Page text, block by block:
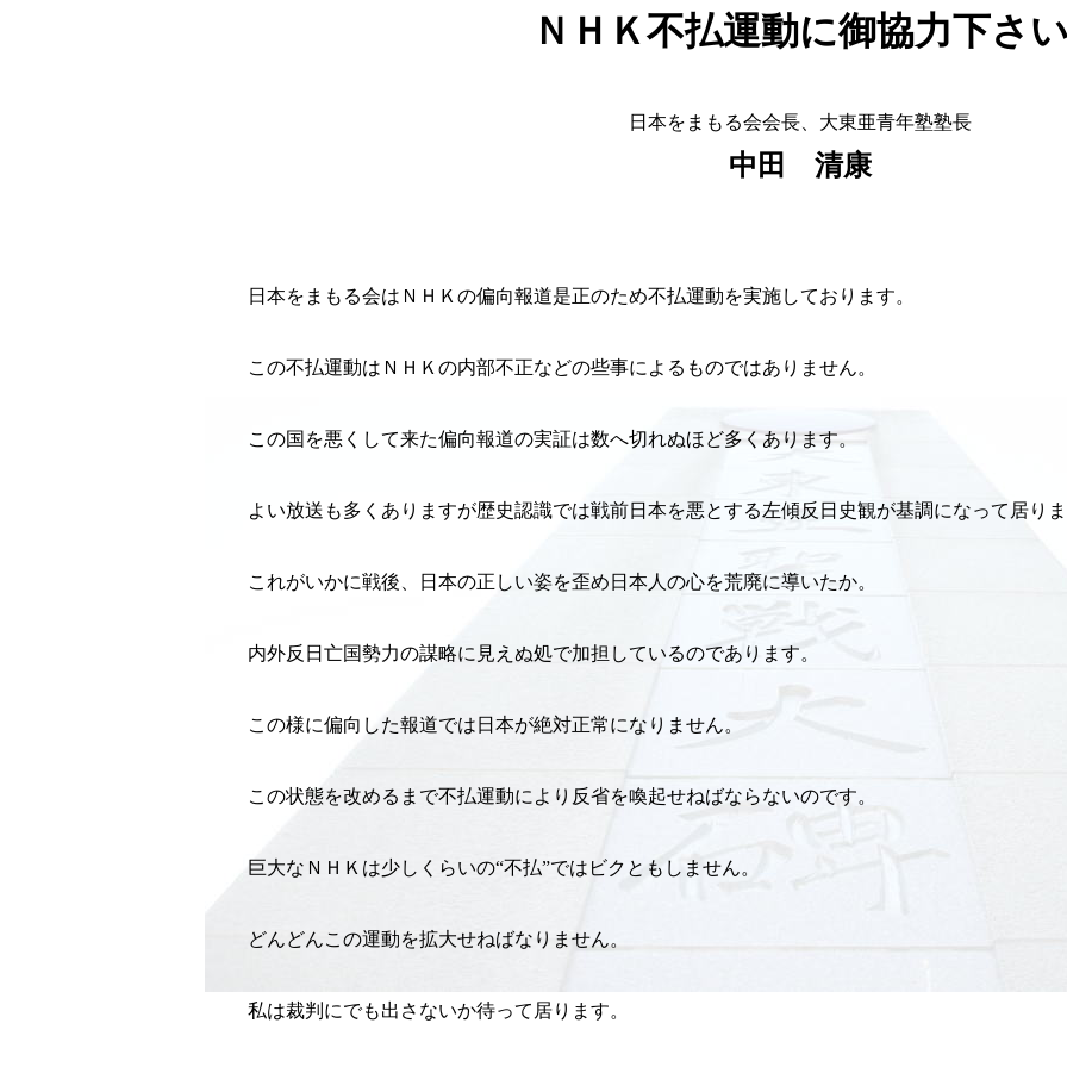
ＮＨＫ不払運動に御協力下さ
日本をまもる会会長、大東亜青年塾塾長
中田 清康
日本をまもる会はＮＨＫの偏向報道是正のため不払運動を実施しております。
この不払運動はＮＨＫの内部不正などの些事によるものではありません。
この国を悪くして来た偏向報道の実証は数へ切れぬほど多くあります。
よい放送も多くありますが歴史認識では戦前日本を悪とする左傾反日史観が基調になって居り
これがいかに戦後、日本の正しい姿を歪め日本人の心を荒廃に導いたか。
内外反日亡国勢力の謀略に見えぬ処で加担しているのであります。
この様に偏向した報道では日本が絶対正常になりません。
この状態を改めるまで不払運動により反省を喚起せねばならないのです。
巨大なＮＨＫは少しくらいの“不払”ではビクともしません。
どんどんこの運動を拡大せねばなりません。
私は裁判にでも出さないか待って居ります。